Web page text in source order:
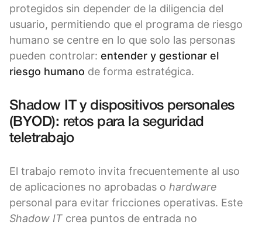
protegidos sin depender de la diligencia del
usuario, permitiendo que el programa de riesgo
humano se centre en lo que solo las personas
pueden controlar: entender y gestionar el
riesgo humano de forma estratégica.
Shadow IT y dispositivos personales
(BYOD): retos para la seguridad
teletrabajo
El trabajo remoto invita frecuentemente al uso
de aplicaciones no aprobadas o hardware
personal para evitar fricciones operativas. Este
Shadow IT crea puntos de entrada no